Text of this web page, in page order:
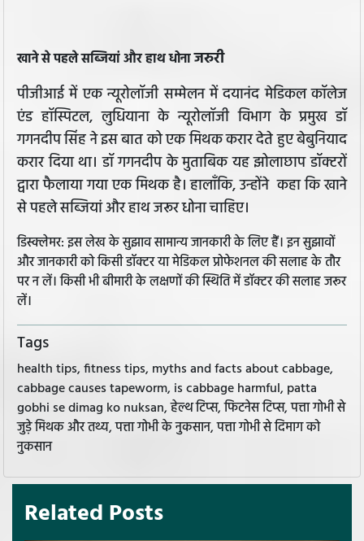
खाने से पहले सब्जियां और हाथ धोनाजरुरी
पीजीआई में एक न्यूरोलॉजी सम्मेलन में दयानंद मेडिकल कॉलेज
एंड हॉस्पिटल, लुधियाना के न्यूरोलॉजी विभाग के प्रमुख डॉ
गगनदीप सिंह ने इस बात को एक मिथक करार देते हुए बेबुनियाद
करार दिया था। डॉ गगनदीप के मुताबिक यह झोलाछाप डॉक्टरों
द्वारा फैलाया गया एक मिथक है। हालाँकि, उन्होंने कहा कि खाने
से पहले सब्जियां और हाथ जरूर धोना चाहिए।
डिस्क्लेमर: इस लेख के सुझाव सामान्य जानकारी के लिए हैं। इन सुझावों
और जानकारी को किसी डॉक्टर या मेडिकल प्रोफेशनल की सलाह के तौर
पर न लें। किसी भी बीमारी के लक्षणों की स्थिति में डॉक्टर की सलाह जरूर
लें।
Tags
health tips, fitness tips, myths and facts about cabbage,
cabbage causes tapeworm, is cabbage harmful, patta
gobhi se dimag ko nuksan, हेल्थ टिप्स, फिटनेस टिप्स, पत्ता गोभी से
जुड़े मिथक और तथ्य, पत्ता गोभी के नुकसान, पत्ता गोभी से दिमाग को
नुकसान
Related Posts